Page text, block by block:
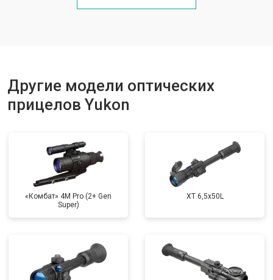
Другие модели оптических
прицелов Yukon
«Комбат» 4M Pro (2+ Gen
Super)
XT 6,5x50L